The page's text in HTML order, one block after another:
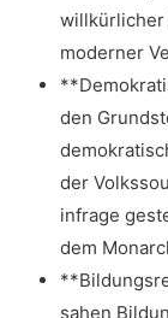
willkürlicher
moderner
den
‍der
⁤infrage
dem
sahen